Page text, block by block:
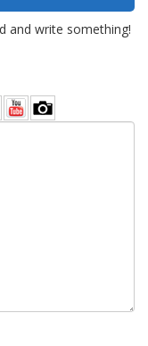
and write something!